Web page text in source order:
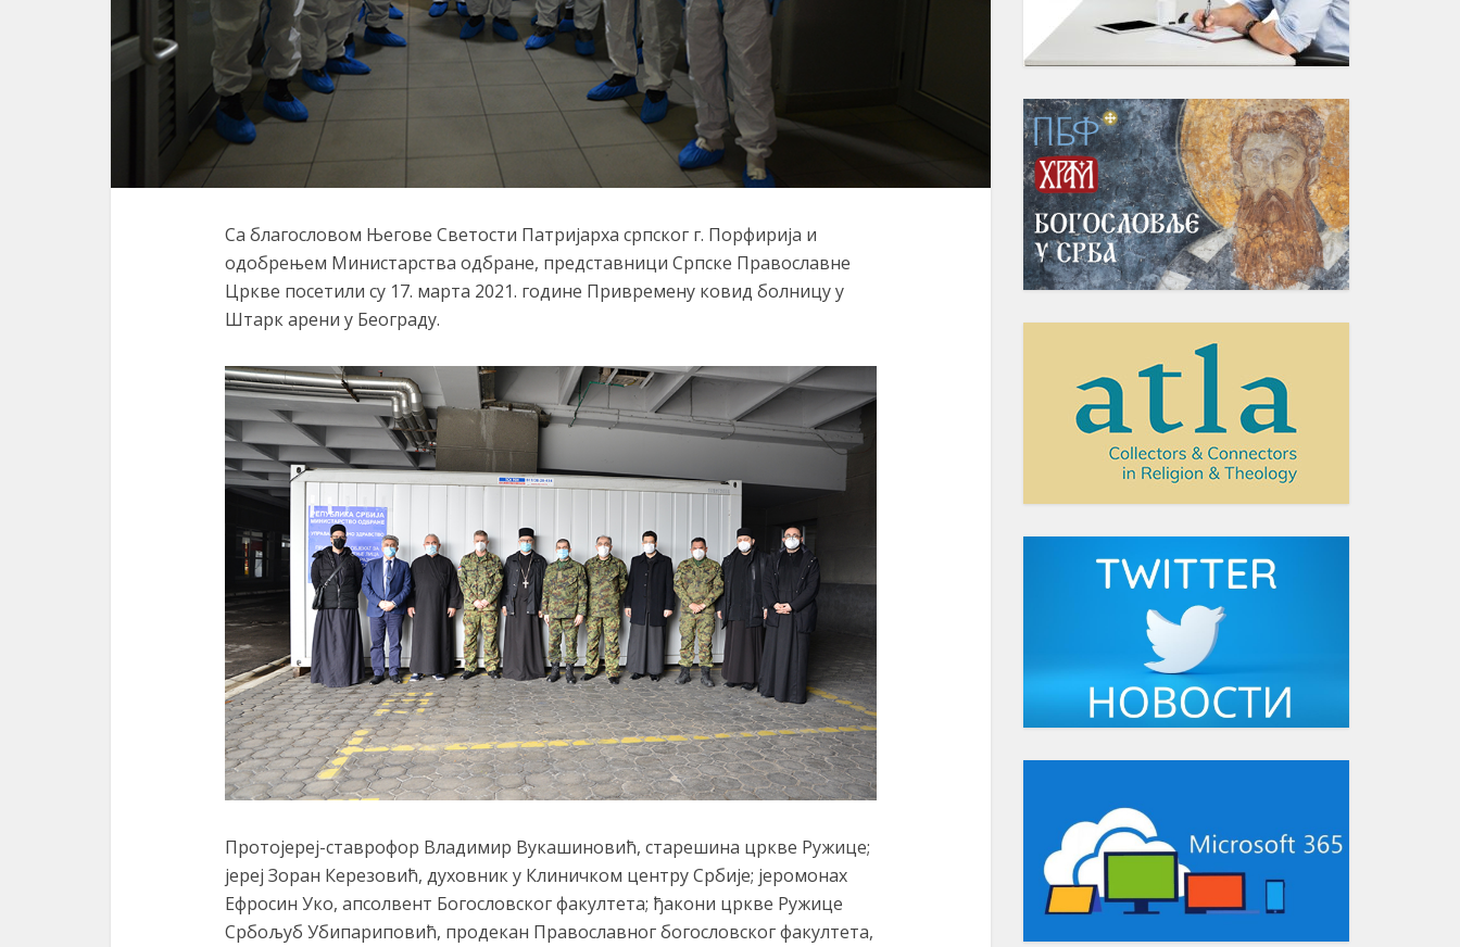
Са благословом Његове Светости Патријарха српског г. Порфирија и
одобрењем Министарства одбране, представници Српске Православне
Цркве посетили су 17. марта 2021. године Привремену ковид болницу у
Штарк арени у Београду.
Протојереј-ставрофор Владимир Вукашиновић, старешина цркве Ружице;
јереј Зоран Керезовић, духовник у Клиничком центру Србије; јеромонах
Ефросин Уко, апсолвент Богословског факултета; ђакони цркве Ружице
Србољуб Убипариповић, продекан Православног богословског факултета,